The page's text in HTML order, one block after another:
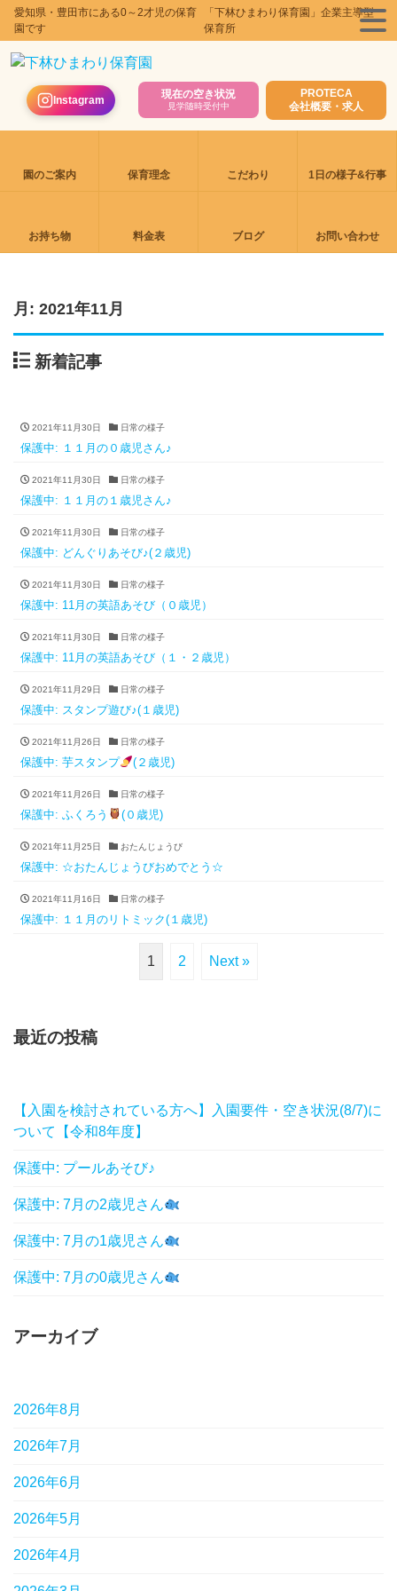
愛知県・豊田市にある0～2才児の保育
園です
「下林ひまわり保育園」企業主導型
保育所
Instagram 現在の空き状況
見学随時受付中
PROTECA
会社概要・求人
園のご案内 保育理念 こだわり 1日の様子&行事
お持ち物 料金表 ブログ お問い合わせ
月: 2021年11月
新着記事
2021年11月30日 日常の様子
保護中: １１月の０歳児さん♪
2021年11月30日 日常の様子
保護中: １１月の１歳児さん♪
2021年11月30日 日常の様子
保護中: どんぐりあそび♪(２歳児)
2021年11月30日 日常の様子
保護中: 11月の英語あそび（０歳児）
2021年11月30日 日常の様子
保護中: 11月の英語あそび（１・２歳児）
2021年11月29日 日常の様子
保護中: スタンプ遊び♪(１歳児)
2021年11月26日 日常の様子
保護中: 芋スタンプ (２歳児)
2021年11月26日 日常の様子
保護中: ふくろう (０歳児)
2021年11月25日 おたんじょうび
保護中: ☆おたんじょうびおめでとう☆
2021年11月16日 日常の様子
保護中: １１月のリトミック(１歳児)
1 2 Next »
最近の投稿
【入園を検討されている方へ】入園要件・空き状況(8/7)に
ついて【令和8年度】
保護中: プールあそび♪
保護中: 7月の2歳児さん
保護中: 7月の1歳児さん
保護中: 7月の0歳児さん
アーカイブ
2026年8月
2026年7月
2026年6月
2026年5月
2026年4月